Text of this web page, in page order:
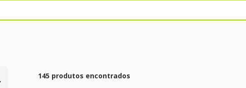
145 produtos encontrados